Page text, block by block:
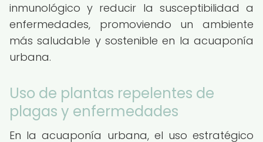
inmunológico y reducir la susceptibilidad a
enfermedades, promoviendo un ambiente
más saludable y sostenible en la acuaponía
urbana.
Uso de plantas repelentes de
plagas y enfermedades
En la acuaponía urbana, el uso estratégico